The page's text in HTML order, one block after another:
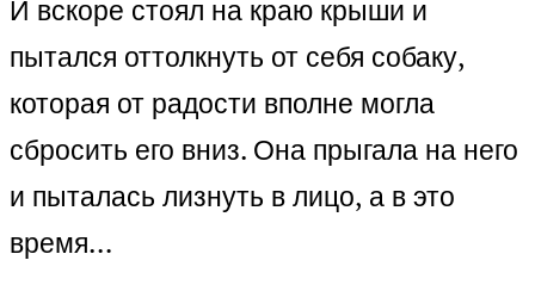
И вскоре стоял на краю крыши и
пытался оттолкнуть от себя собаку,
которая от радости вполне могла
сбросить его вниз. Она прыгала на него
и пыталась лизнуть в лицо, а в это
время…